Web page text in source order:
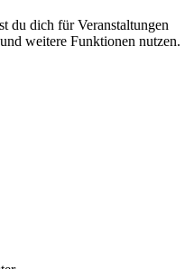
du dich für Veranstaltungen
weitere Funktionen nutzen.